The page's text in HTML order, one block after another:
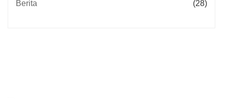
Berita (28)